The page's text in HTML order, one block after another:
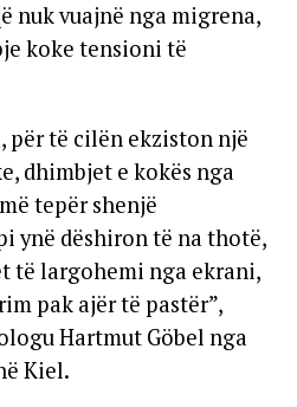
nuk vuajnë nga migrena,
koke tensioni të
për të cilën ekziston një
dhimbjet e kokës nga
tepër shenjë
ynë dëshiron të na thotë,
të largohemi nga ekrani,
pak ajër të pastër”,
Hartmut Göbel nga
Kiel.